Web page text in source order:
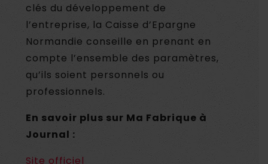
clés du développement de
l’entreprise, la Caisse d’Epargne
Normandie conseille en prenant en
compte l’ensemble des paramètres,
qu’ils soient personnels ou
professionnels.
En savoir plus sur Ma Fabrique à
Journal :
Site officiel